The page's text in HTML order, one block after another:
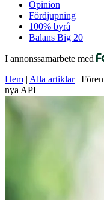
Opinion
Fördjupning
100% byrå
Balans Big 20
I annonssamarbete med
Hem | Alla artiklar|
nya API